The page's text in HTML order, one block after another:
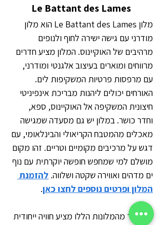
Le Battant des Lames
מלון Le Battant des Lames הוא מלון
מודרני עם גישה ישירה לחוף ולנופים
מרהיבים של האוקיינוס. המלון מציע חדרים
מרווחים ומוארים בעיצוב אלגנטי ומודרני,
עם מרפסות פרטיות המשקיפות לים.
האורחים יכולים ליהנות מבריכת אינפיניטי
חיצונית המשקיפה אל האוקיינוס, ספא,
וחדר כושר. במלון יש גם מסעדה שמגישה
מאכלים מהמטבח הקריאולי והבינלאומי, עם
דגש על מרכיבים מקומיים וטריים. זהו מקום
מושלם למי שמחפש חופשה יוקרתית עם נוף
ים מדהים ואווירה שקטה ושלווה. להזמנת
המלון ופרטים נוספים לחצו כאן.
כל אחד מהמלונות הללו מציע חוויה ייחודית